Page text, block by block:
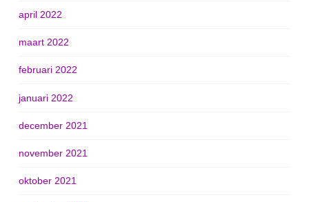
april 2022
maart 2022
februari 2022
januari 2022
december 2021
november 2021
oktober 2021